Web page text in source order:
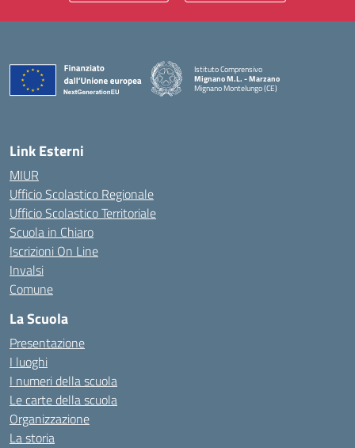
Istituto Comprensivo
Mignano M.L. - Marzano
Mignano Montelungo (CE)
— Visita la pagina iniziale della scuola
Link Esterni
MIUR
Ufficio Scolastico Regionale
Ufficio Scolastico Territoriale
Scuola in Chiaro
Iscrizioni On Line
Invalsi
Comune
La Scuola
Presentazione
I luoghi
I numeri della scuola
Le carte della scuola
Organizzazione
La storia